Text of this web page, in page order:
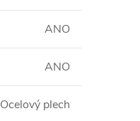
ANO
ANO
Ocelový plech